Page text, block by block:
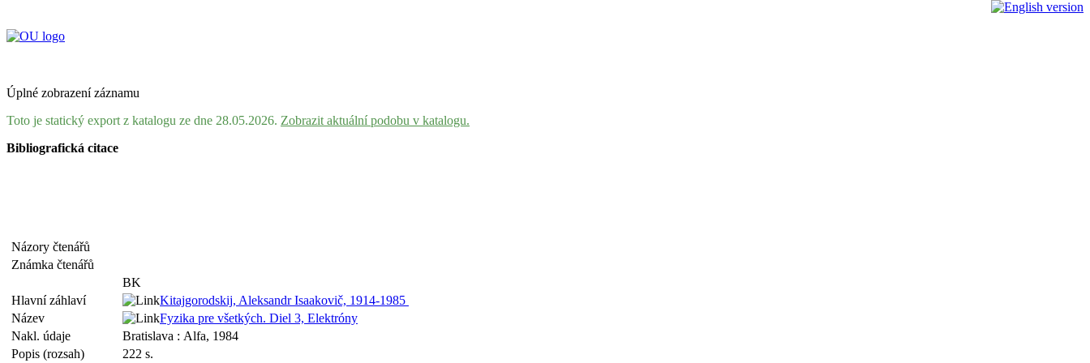
Úplné zobrazení záznamu
Toto je statický export z katalogu ze dne 28.05.2026. Zobrazit aktuální podobu v katalogu.
Bibliografická citace
Názory čtenářů
Známka čtenářů
BK
Hlavní záhlaví
Kitajgorodskij, Aleksandr Isaakovič, 1914-1985
Název
Fyzika pre všetkých. Diel 3, Elektróny
Nakl. údaje
Bratislava : Alfa, 1984
Popis (rozsah)
222 s.